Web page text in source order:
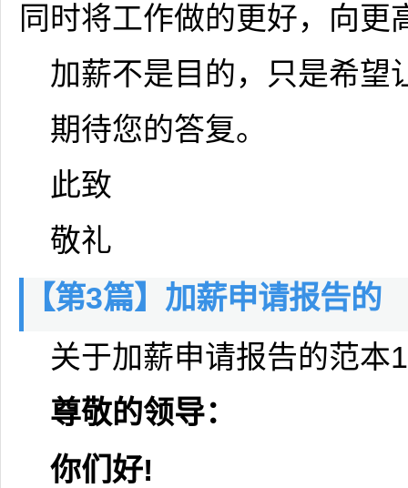
同时将工作做的更好，向更
加薪不是目的，只是希望
期待您的答复。
此致
敬礼
【第3篇】加薪申请报告的
关于加薪申请报告的范本1
尊敬的领导：
你们好!